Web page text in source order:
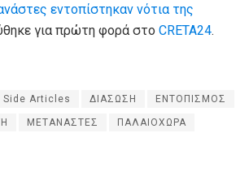
εντοπίστηκαν νότια της
για πρώτη φορά στο CRETA24.
Side Articles ΔΙΑΣΩΣΗ ΕΝΤΟΠΙΣΜΟΣ
ΜΕΤΑΝΑΣΤΕΣ ΠΑΛΑΙΟΧΩΡΑ